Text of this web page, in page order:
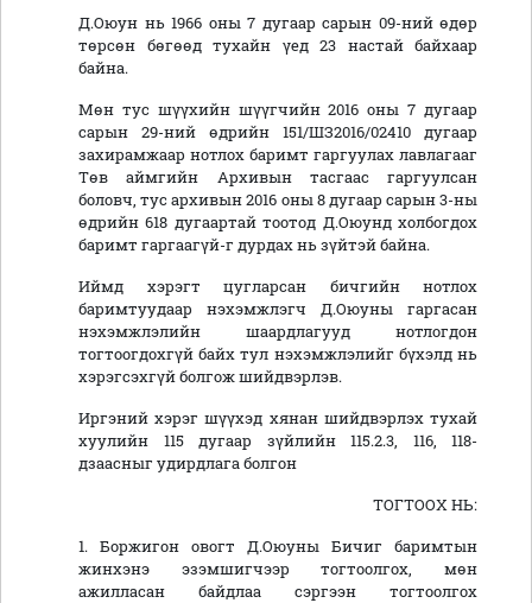
Д.Оюун нь 1966 оны 7 дугаар сарын 09-ний өдөр
төрсөн бөгөөд тухайн үед 23 настай байхаар
байна.
Мөн тус шүүхийн шүүгчийн 2016 оны 7 дугаар
сарын 29-ний өдрийн 151/ШЗ2016/02410 дугаар
захирамжаар нотлох баримт гаргуулах лавлагааг
Төв аймгийн Архивын тасгаас гаргуулсан
боловч, тус архивын 2016 оны 8 дугаар сарын 3-ны
өдрийн 618 дугаартай тоотод Д.Оюунд холбогдох
баримт гаргаагүй-г дурдах нь зүйтэй байна.
Иймд хэрэгт цугларсан бичгийн нотлох
баримтуудаар нэхэмжлэгч Д.Оюуны гаргасан
нэхэмжлэлийн шаардлагууд нотлогдон
тогтоогдохгүй байх тул нэхэмжлэлийг бүхэлд нь
хэрэгсэхгүй болгож шийдвэрлэв.
Иргэний хэрэг шүүхэд хянан шийдвэрлэх тухай
хуулийн 115 дугаар зүйлийн 115.2.3, 116, 118-
дзаасныг удирдлага болгон
ТОГТООХ НЬ:
1. Боржигон овогт Д.Оюуны Бичиг баримтын
жинхэнэ эзэмшигчээр тогтоолгох, мөн
ажилласан байдлаа сэргээн тогтоолгох